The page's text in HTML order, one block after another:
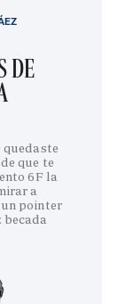
DE
quedaste
que te
6F la
a
un pointer